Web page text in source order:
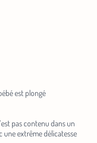
pas contenu dans un
extrême délicatesse